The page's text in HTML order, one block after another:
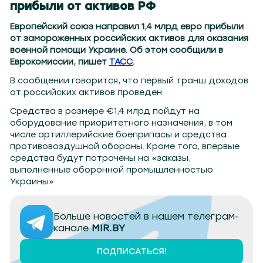
прибыли от активов РФ
Европейский союз направил 1,4 млрд евро прибыли
от замороженных российских активов для оказания
военной помощи Украине. Об этом сообщили в
Еврокомиссии, пишет ТАСС.
В сообщении говорится, что первый транш доходов
от российских активов проведен.
Средства в размере €1,4 млрд пойдут на
оборудование приоритетного назначения, в том
числе артиллерийские боеприпасы и средства
противовоздушной обороны. Кроме того, впервые
средства будут потрачены на «заказы,
выполненные оборонной промышленностью
Украины».
Больше новостей в нашем телеграм-
каналеMIR.BY
ПОДПИСАТЬСЯ!